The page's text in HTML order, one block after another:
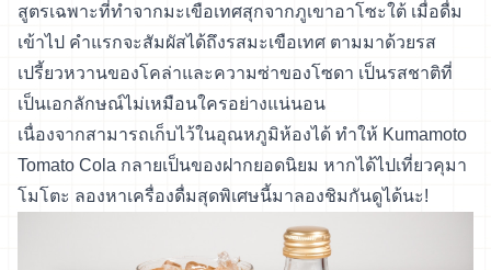
สูตรเฉพาะที่ทำจากมะเขือเทศสุกจากภูเขาอาโซะใต้ เมื่อดื่ม
เข้าไป คำแรกจะสัมผัสได้ถึงรสมะเขือเทศ ตามมาด้วยรส
เปรี้ยวหวานของโคล่าและความซ่าของโซดา เป็นรสชาติที่
เป็นเอกลักษณ์ไม่เหมือนใครอย่างแน่นอน
เนื่องจากสามารถเก็บไว้ในอุณหภูมิห้องได้ ทำให้ Kumamoto
Tomato Cola กลายเป็นของฝากยอดนิยม หากได้ไปเที่ยวคุมา
โมโตะ ลองหาเครื่องดื่มสุดพิเศษนี้มาลองชิมกันดูได้นะ!